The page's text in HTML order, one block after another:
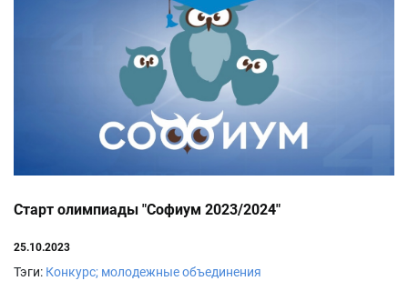
Старт олимпиады "Софиум 2023/2024"
25.10.2023
Тэги: Конкурс; молодежные объединения